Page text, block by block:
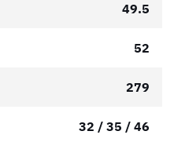
49.5
52
279
32 / 35 / 46